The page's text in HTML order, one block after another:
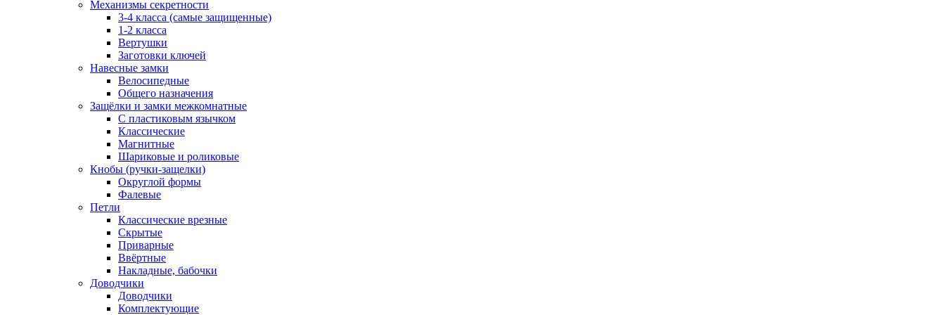
Механизмы секретности
3-4 класса (самые защищенные)
1-2 класса
Вертушки
Заготовки ключей
Навесные замки
Велосипедные
Общего назначения
Защёлки и замки межкомнатные
С пластиковым язычком
Классические
Магнитные
Шариковые и роликовые
Кнобы (ручки-защелки)
Округлой формы
Фалевые
Петли
Классические врезные
Скрытые
Приварные
Ввёртные
Накладные, бабочки
Доводчики
Доводчики
Комплектующие